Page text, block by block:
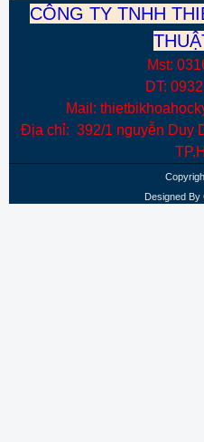
CÔNG TY TNHH
Mst:
DT:
Mail:
Địa chỉ: 392/1 nguyễn Duy
Designed By